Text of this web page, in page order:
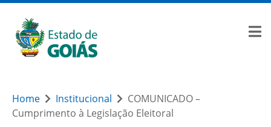
Home Institucional
COMUNICADO –
Cumprimento à Legislação Eleitoral